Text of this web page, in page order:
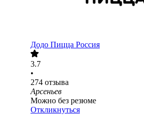
Додо Пицца Россия
3.7
•
274 отзыва
Арсеньев
Можно без резюме
Откликнуться